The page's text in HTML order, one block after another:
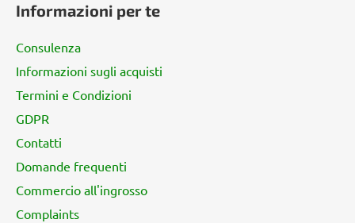
Informazioni per te
Consulenza
Informazioni sugli acquisti
Termini e Condizioni
GDPR
Contatti
Domande frequenti
Commercio all'ingrosso
Complaints